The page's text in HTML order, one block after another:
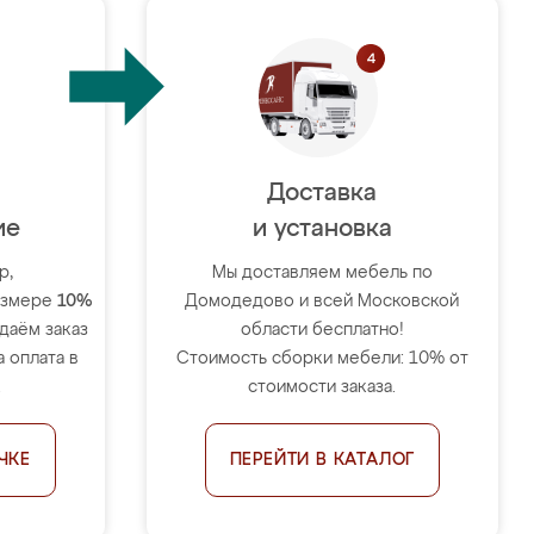
10%
заказ
оплата в
Доставка
и установка
Мы доставляем мебель по
Домодедово и всей Московской
области бесплатно!
Стоимость сборки мебели: 10% от
стоимости заказа.
ПЕРЕЙТИ В КАТАЛОГ